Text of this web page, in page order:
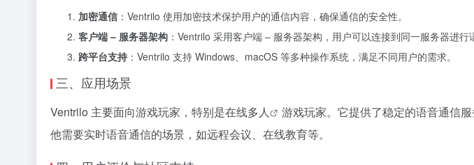
加密通信 ：Ventrilo 使用加密技术保护用户的通信内容，确保通信的安全性。
客户端 – 服务器架构 ：Ventrilo 采用客户端 – 服务器架构，用户可以连接到同一服务器进行
跨平台支持 ：Ventrilo 支持 Windows、macOS 等多种操作系统，满足不同用户的需求。
三、应用场景
Ventrilo 主要面向游戏玩家，特别是在线多人
游戏玩家。它提供了稳定的语音通信
他需要实时语音通信的场景，如远程会议、在线教育等。